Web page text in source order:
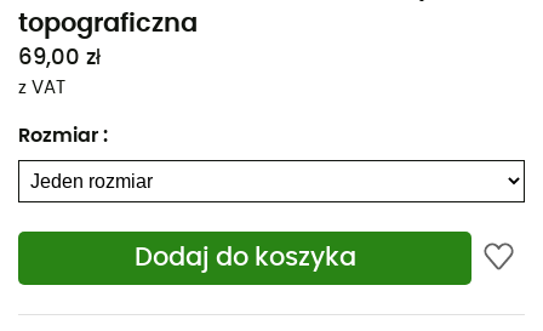
topograficzna
69,00 zł
z VAT
Rozmiar :
Dodaj do koszyka
Niezależnie od tego, czy planujesz krótki spacer, czy
długą wyprawę, mapa topograficzna IGN Gorges De